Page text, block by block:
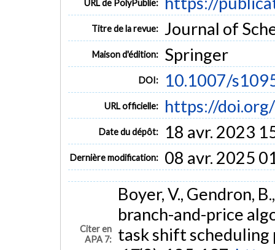
URL de PolyPublie:
Titre de la revue: Journal of
Maison d'édition: Springer
DOI: 10.1007/
URL officielle: https://
Date du dépôt: 18 avr. 2023
Dernière modification: 08 avr. 2025
Citer en
APA 7:
Boyer, V., Gendron,
branch-and-price
task shift scheduling